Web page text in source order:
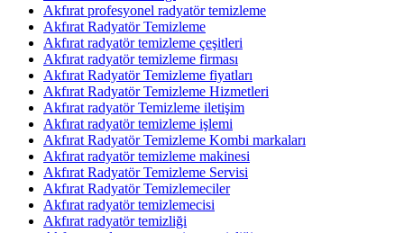
Akfırat profesyonel radyatör temizleme
Akfırat Radyatör Temizleme
Akfırat radyatör temizleme çeşitleri
Akfırat radyatör temizleme firması
Akfırat Radyatör Temizleme fiyatları
Akfırat Radyatör Temizleme Hizmetleri
Akfırat radyatör Temizleme iletişim
Akfırat radyatör temizleme işlemi
Akfırat Radyatör Temizleme Kombi markaları
Akfırat radyatör temizleme makinesi
Akfırat Radyatör Temizleme Servisi
Akfırat Radyatör Temizlemeciler
Akfırat radyatör temizlemecisi
Akfırat radyatör temizliği